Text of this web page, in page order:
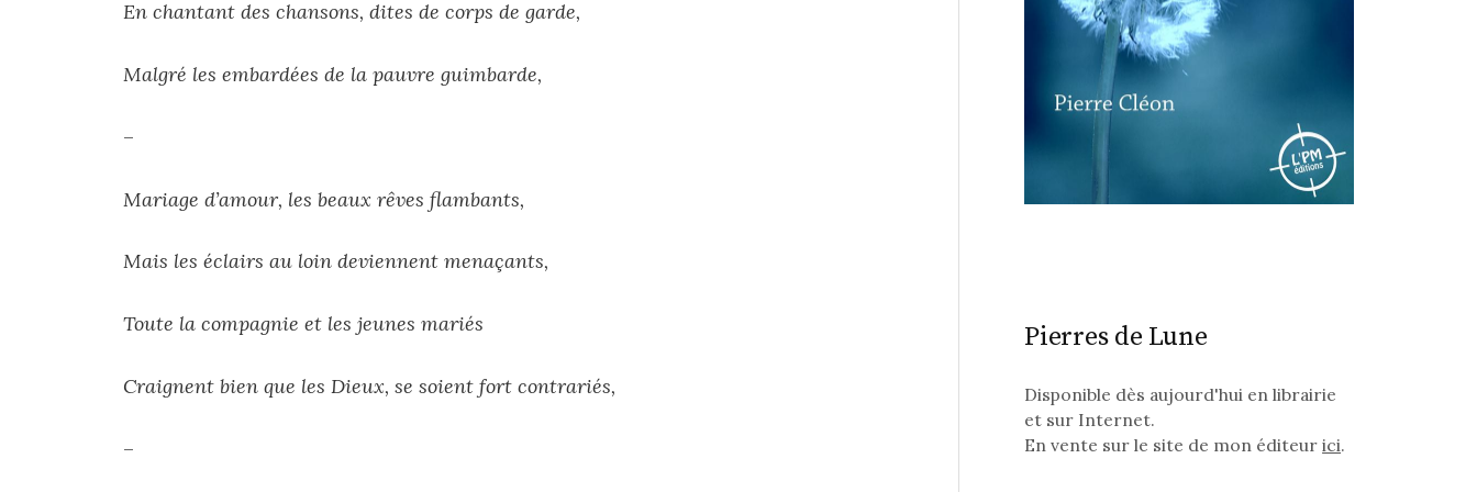
En chantant des chansons, dites de corps de garde,
Malgré les embardées de la pauvre guimbarde,
–
Mariage d’amour, les beaux rêves flambants,
Mais les éclairs au loin deviennent menaçants,
Toute la compagnie et les jeunes mariés
Craignent bien que les Dieux, se soient fort contrariés,
–
Pierres de Lune
Disponible dès aujourd'hui en librairie
et sur Internet.
En vente sur le site de mon éditeurici.